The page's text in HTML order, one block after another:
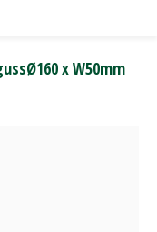
x W50mm